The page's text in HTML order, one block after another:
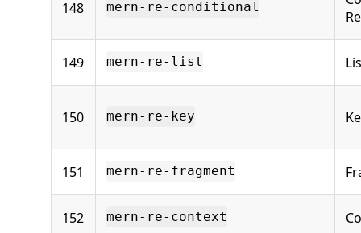
148 mern-re-conditional
149 mern-re-list
150 mern-re-key
151 mern-re-fragment
152 mern-re-context